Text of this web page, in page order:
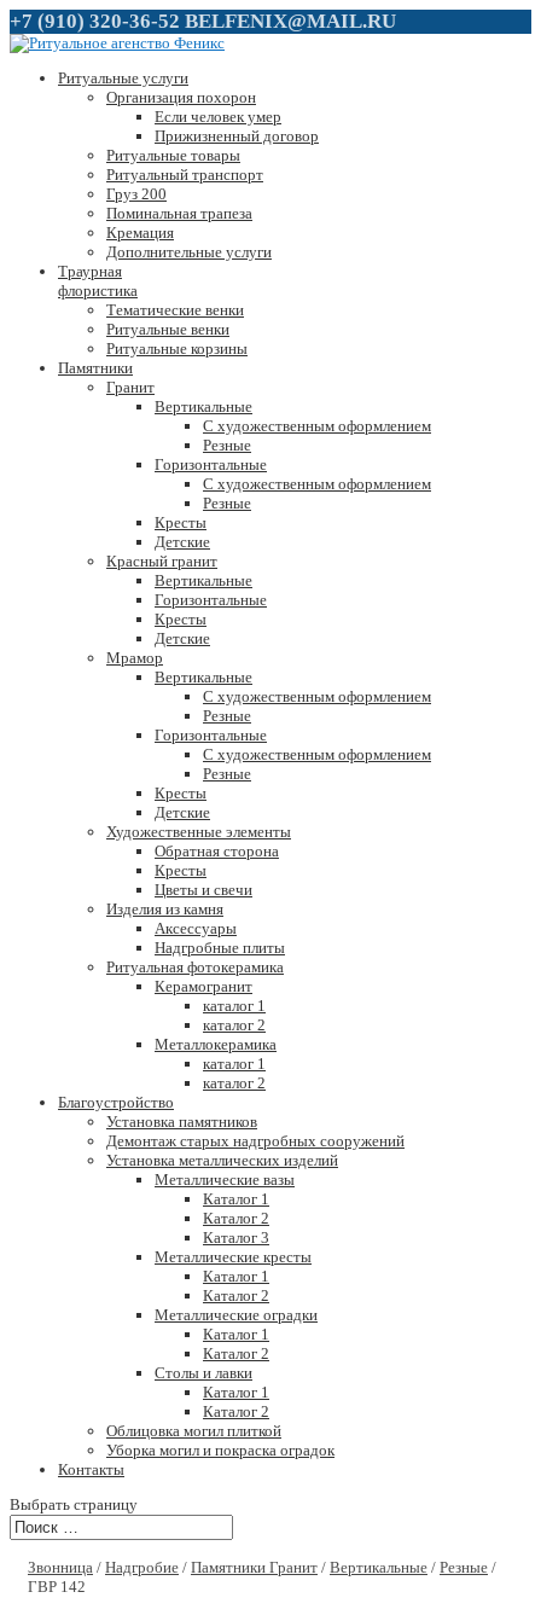
+7 (910) 320-36-52 BELFENIX@MAIL.RU
Ритуальные услуги
Организация похорон
Если человек умер
Прижизненный договор
Ритуальные товары
Ритуальный транспорт
Груз 200
Поминальная трапеза
Кремация
Дополнительные услуги
Траурная
флористика
Тематические венки
Ритуальные венки
Ритуальные корзины
Памятники
Гранит
Вертикальные
С художественным оформлением
Резные
Горизонтальные
С художественным оформлением
Резные
Кресты
Детские
Красный гранит
Вертикальные
Горизонтальные
Кресты
Детские
Мрамор
Вертикальные
С художественным оформлением
Резные
Горизонтальные
С художественным оформлением
Резные
Кресты
Детские
Художественные элементы
Обратная сторона
Кресты
Цветы и свечи
Изделия из камня
Аксессуары
Надгробные плиты
Ритуальная фотокерамика
Керамогранит
каталог 1
каталог 2
Металлокерамика
каталог 1
каталог 2
Благоустройство
Установка памятников
Демонтаж старых надгробных сооружений
Установка металлических изделий
Металлические вазы
Каталог 1
Каталог 2
Каталог 3
Металлические кресты
Каталог 1
Каталог 2
Металлические оградки
Каталог 1
Каталог 2
Столы и лавки
Каталог 1
Каталог 2
Облицовка могил плиткой
Уборка могил и покраска оградок
Контакты
Выбрать страницу
Звонница / Надгробие / Памятники Гранит / Вертикальные / Резные /
ГВР 142